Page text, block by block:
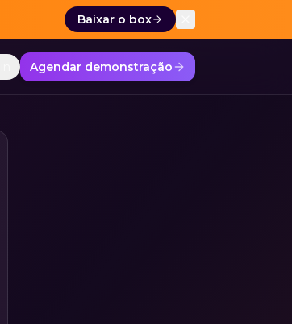
Baixar o box
Agendar demonstração